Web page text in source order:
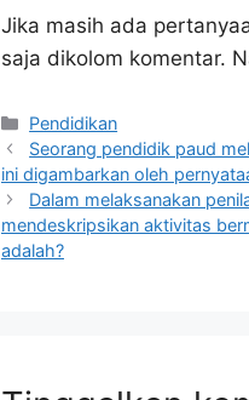
Jika masih ada
saja dikolom komentar.
Kategori
Pendidikan
Seorang pendidik paud
ini digambarkan oleh
Dalam melaksanakan
mendeskripsikan aktivitas
adalah?